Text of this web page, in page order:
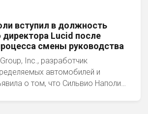
вступил в должность
директора Lucid после
смены руководства
Inc., разработчик
автомобилей и
о том, что Сильвио Наполи…